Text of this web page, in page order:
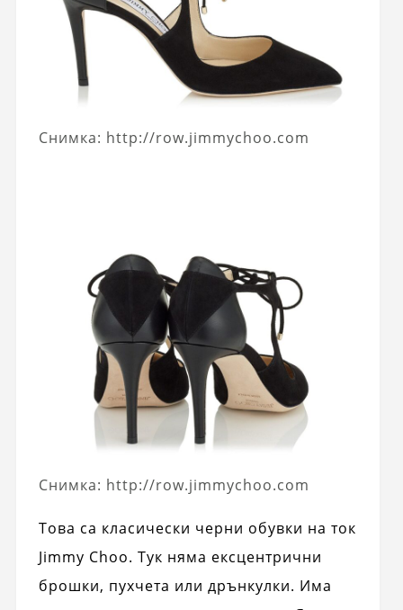
Снимка: http://row.jimmychoo.com
Снимка: http://row.jimmychoo.com
Това са класически черни обувки на ток
Jimmy Choo. Тук няма ексцентрични
брошки, пухчета или дрънкулки. Има